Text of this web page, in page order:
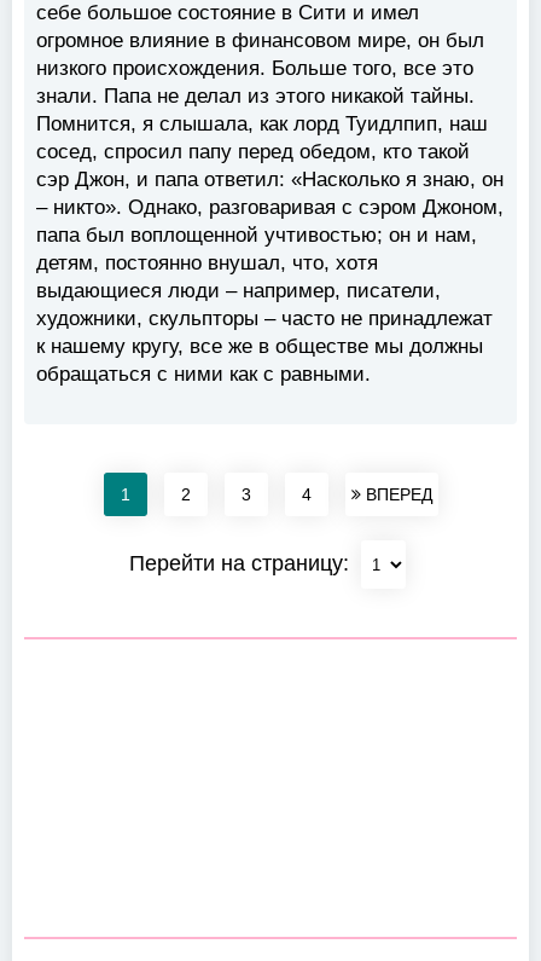
себе большое состояние в Сити и имел
огромное влияние в финансовом мире, он был
низкого происхождения. Больше того, все это
знали. Папа не делал из этого никакой тайны.
Помнится, я слышала, как лорд Туидлпип, наш
сосед, спросил папу перед обедом, кто такой
сэр Джон, и папа ответил: «Насколько я знаю, он
– никто». Однако, разговаривая с сэром Джоном,
папа был воплощенной учтивостью; он и нам,
детям, постоянно внушал, что, хотя
выдающиеся люди – например, писатели,
художники, скульпторы – часто не принадлежат
к нашему кругу, все же в обществе мы должны
обращаться с ними как с равными.
1 2 3 4 ВПЕРЕД
Перейти на страницу: